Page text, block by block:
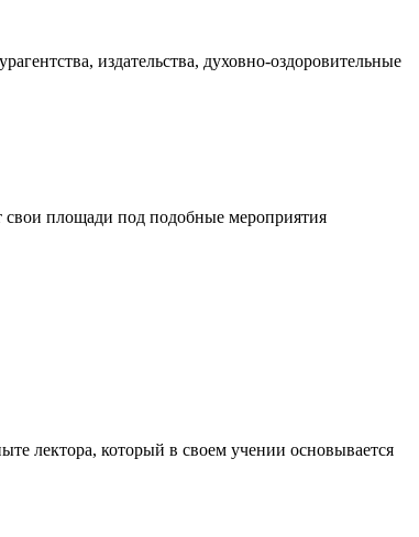
издательства, духовно-оздоровительные
свои площади под подобные мероприятия
лектора, который в своем учении основывается